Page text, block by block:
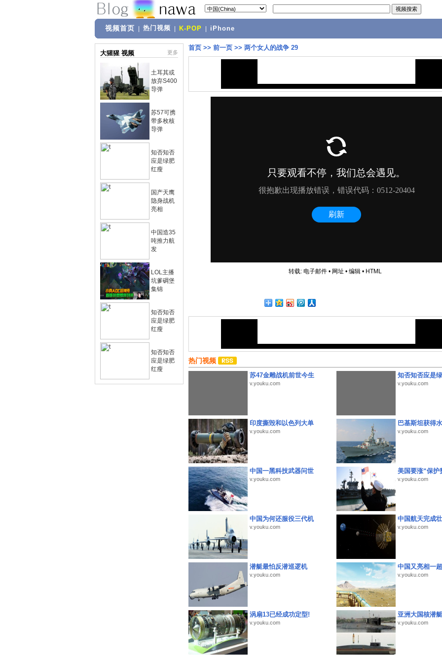
视频首页 热门视频 K-POP iPhone
大猩猩 视频 更多
土耳其或
放弃S400
导弹
苏57可携
带多枚核
导弹
知否知否
应是绿肥
红瘦
国产天鹰
隐身战机
亮相
中国造35
吨推力航
发
LOL主播
坑爹碉堡
集锦
知否知否
应是绿肥
红瘦
知否知否
应是绿肥
红瘦
首页 >> 前一页 >> 两个女人的战争 29
转载: 电子邮件• 网址 • 编辑• HTML
热门视频
苏47金雕战机前世今生
v.youku.com
知否知否应是
v.youku.com
印度撕毁和以色列大单
v.youku.com
巴基斯坦获得
v.youku.com
中国一黑科技武器问世
v.youku.com
美国要涨“保护
v.youku.com
中国为何还服役三代机
v.youku.com
中国航天完成
v.youku.com
潜艇最怕反潜巡逻机
v.youku.com
中国又亮相一
v.youku.com
涡扇13已经成功定型!
v.youku.com
亚洲大国核潜
v.youku.com